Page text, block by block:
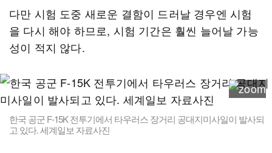
다만 시험 도중 새로운 결함이 드러날 경우엔 시험
을 다시 해야 하므로, 시험 기간은 훨씬 늘어날 가능
성이 적지 않다.
한국 공군 F-15K 전투기에서 타우러스 장거리 공대지미사일이 발사되
고 있다. 세계일보 자료사진